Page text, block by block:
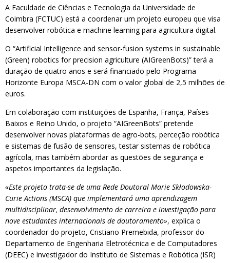
A Faculdade de Ciências e Tecnologia da Universidade de
Coimbra (FCTUC) está a coordenar um projeto europeu que visa
desenvolver robótica e machine learning para agricultura digital.
O “Artificial Intelligence and sensor-fusion systems in sustainable
(Green) robotics for precision agriculture (AIGreenBots)” terá a
duração de quatro anos e será financiado pelo Programa
Horizonte Europa MSCA-DN com o valor global de 2,5 milhões de
euros.
Em colaboração com instituições de Espanha, França, Países
Baixos e Reino Unido, o projeto “AIGreenBots” pretende
desenvolver novas plataformas de agro-bots, perceção robótica
e sistemas de fusão de sensores, testar sistemas de robótica
agrícola, mas também abordar as questões de segurança e
aspetos importantes da legislação.
«Este projeto trata-se de uma Rede Doutoral Marie Skłodowska-
Curie Actions (MSCA) que implementará uma aprendizagem
multidisciplinar, desenvolvimento de carreira e investigação para
nove estudantes internacionais de doutoramento», explica o
coordenador do projeto, Cristiano Premebida, professor do
Departamento de Engenharia Eletrotécnica e de Computadores
(DEEC) e investigador do Instituto de Sistemas e Robótica (ISR)